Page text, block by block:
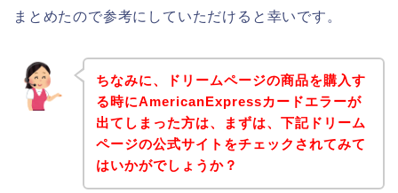
まとめたので参考にしていただけると幸いです。
ちなみに、ドリームページの商品を購入す
る時にAmericanExpressカードエラーが
出てしまった方は、まずは、下記ドリーム
ページの公式サイトをチェックされてみて
はいかがでしょうか？